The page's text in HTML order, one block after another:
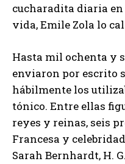
cucharadita diaria en
vida, Emile Zola lo
Hasta mil ochenta y
enviaron por escrito
hábilmente los
tónico. Entre ellas
reyes y reinas, seis
Francesa y
Sarah Bernhardt, H.